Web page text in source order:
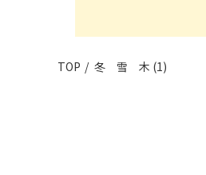
TOP 冬 雪 木 (1)